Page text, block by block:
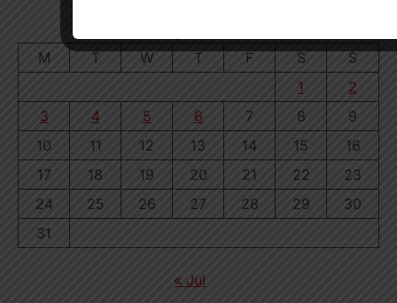
M
T W T F S
S
1
2
3
4 5 6 7 8
9
10
11 12 13 14 15
16
17
18 19 20 21 22
23
24
25 26 27 28 29
30
31
« Jul